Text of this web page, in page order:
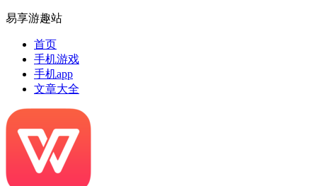
易享游趣站
首页
手机游戏
手机app
文章大全